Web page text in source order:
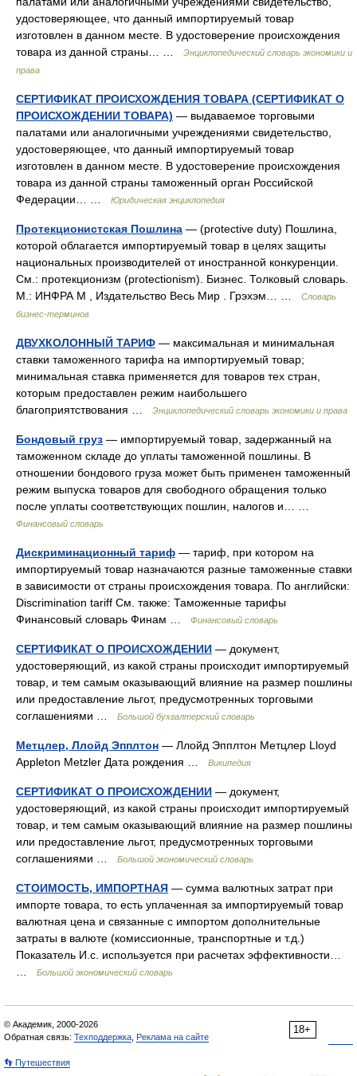
удостоверяющее, что данный импортируемый товар
изготовлен в данном месте. В удостоверение происхождения
товара из данной страны… …
Энциклопедический словарь экономики и
права
СЕРТИФИКАТ ПРОИСХОЖДЕНИЯ ТОВАРА (СЕРТИФИКАТ О
ПРОИСХОЖДЕНИИ ТОВАРА) — выдаваемое торговыми
палатами или аналогичными учреждениями свидетельство,
удостоверяющее, что данный импортируемый товар
изготовлен в данном месте. В удостоверение происхождения
товара из данной страны таможенный орган Российской
Федерации… …
Юридическая энциклопедия
Протекционистская Пошлина — (protectivе duty) Пошлина,
которой облагается импортируемый товар в целях защиты
национальных производителей от иностранной конкуренции.
См.: протекционизм (protectionism). Бизнес. Толковый словарь.
М.: ИНФРА М , Издательство Весь Мир . Грэхэм… …
Словарь
бизнес-терминов
ДВУХКОЛОННЫЙ ТАРИФ — максимальная и минимальная
ставки таможенного тарифа на импортируемый товар;
минимальная ставка применяется для товаров тех стран,
которым предоставлен режим наибольшего
благоприятствования …
Энциклопедический словарь экономики и права
Бондовый груз — импортируемый товар, задержанный на
таможенном складе до уплаты таможенной пошлины. В
отношении бондового груза может быть применен таможенный
режим выпуска товаров для свободного обращения только
после уплаты соответствующих пошлин, налогов и… …
Финансовый словарь
Дискриминационный тариф — тариф, при котором на
импортируемый товар назначаются разные таможенные ставки
в зависимости от страны происхождения товара. По английски:
Discrimination tariff См. также: Таможенные тарифы
Финансовый словарь Финам …
Финансовый словарь
СЕРТИФИКАТ О ПРОИСХОЖДЕНИИ — документ,
удостоверяющий, из какой страны происходит импортируемый
товар, и тем самым оказывающий влияние на размер пошлины
или предоставление льгот, предусмотренных торговыми
соглашениями …
Большой бухгалтерский словарь
Метцлер, Ллойд Эпплтон — Ллойд Эпплтон Метцлер Lloyd
Appleton Metzler Дата рождения …
Википедия
СЕРТИФИКАТ О ПРОИСХОЖДЕНИИ — документ,
удостоверяющий, из какой страны происходит импортируемый
товар, и тем самым оказывающий влияние на размер пошлины
или предоставление льгот, предусмотренных торговыми
соглашениями …
Большой экономический словарь
СТОИМОСТЬ, ИМПОРТНАЯ — сумма валютных затрат при
импорте товара, то есть уплаченная за импортируемый товар
валютная цена и связанные с импортом дополнительные
затраты в валюте (комиссионные, транспортные и т.д.)
Показатель И.с. используется при расчетах эффективности…
Большой экономический словарь
18+
© Академик, 2000-2026
Обратная связь: Техподдержка Реклама на сайте
👣 Путешествия